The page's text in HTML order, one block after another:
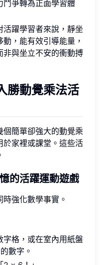
鬥爭轉為正面學習體
活躍學習者來說，靜坐
，能有效引導能量，
非與坐立不安的衝動搏
勝動覺乘法活
簡單卻強大的動覺乘
於家裡或課堂。這些活
的活躍運動遊戲
強化數學事實。
字格，或在室內用紙盤
數字。